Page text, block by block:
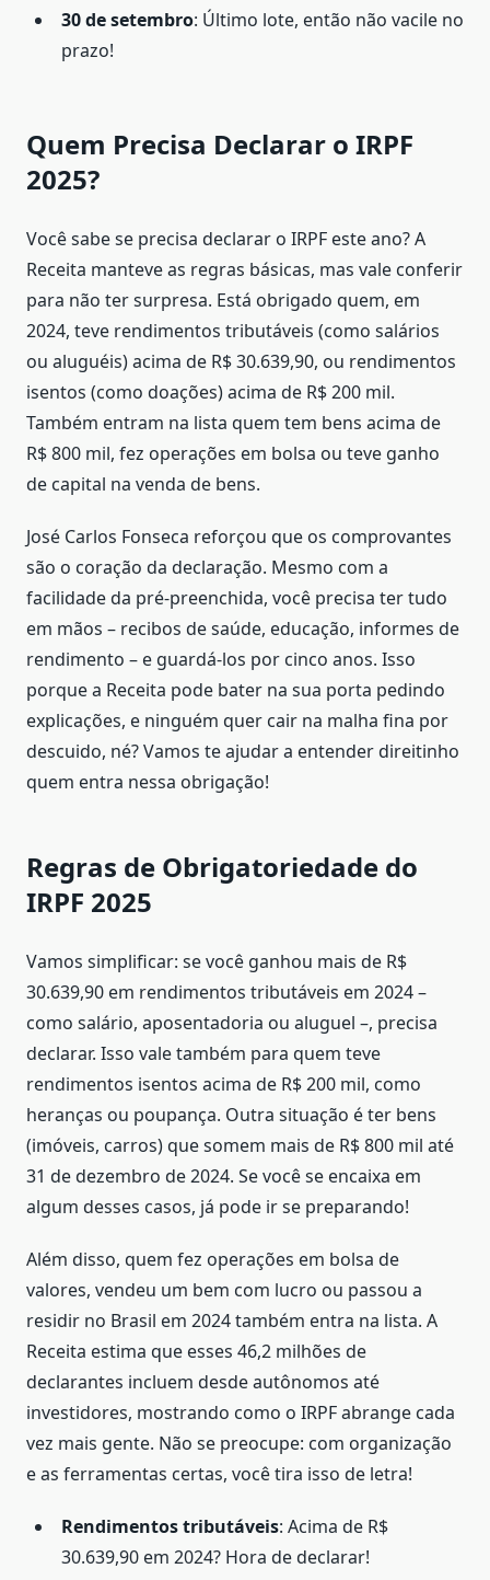
30 de setembro: Último lote, então não vacile no
prazo!
Quem Precisa Declarar o IRPF
2025?
Você sabe se precisa declarar o IRPF este ano? A
Receita manteve as regras básicas, mas vale conferir
para não ter surpresa. Está obrigado quem, em
2024, teve rendimentos tributáveis (como salários
ou aluguéis) acima de R$ 30.639,90, ou rendimentos
isentos (como doações) acima de R$ 200 mil.
Também entram na lista quem tem bens acima de
R$ 800 mil, fez operações em bolsa ou teve ganho
de capital na venda de bens.
José Carlos Fonseca reforçou que os comprovantes
são o coração da declaração. Mesmo com a
facilidade da pré-preenchida, você precisa ter tudo
em mãos – recibos de saúde, educação, informes de
rendimento – e guardá-los por cinco anos. Isso
porque a Receita pode bater na sua porta pedindo
explicações, e ninguém quer cair na malha fina por
descuido, né? Vamos te ajudar a entender direitinho
quem entra nessa obrigação!
Regras de Obrigatoriedade do
IRPF 2025
Vamos simplificar: se você ganhou mais de R$
30.639,90 em rendimentos tributáveis em 2024 –
como salário, aposentadoria ou aluguel –, precisa
declarar. Isso vale também para quem teve
rendimentos isentos acima de R$ 200 mil, como
heranças ou poupança. Outra situação é ter bens
(imóveis, carros) que somem mais de R$ 800 mil até
31 de dezembro de 2024. Se você se encaixa em
algum desses casos, já pode ir se preparando!
Além disso, quem fez operações em bolsa de
valores, vendeu um bem com lucro ou passou a
residir no Brasil em 2024 também entra na lista. A
Receita estima que esses 46,2 milhões de
declarantes incluem desde autônomos até
investidores, mostrando como o IRPF abrange cada
vez mais gente. Não se preocupe: com organização
e as ferramentas certas, você tira isso de letra!
Rendimentos tributáveis: Acima de R$
30.639,90 em 2024? Hora de declarar!